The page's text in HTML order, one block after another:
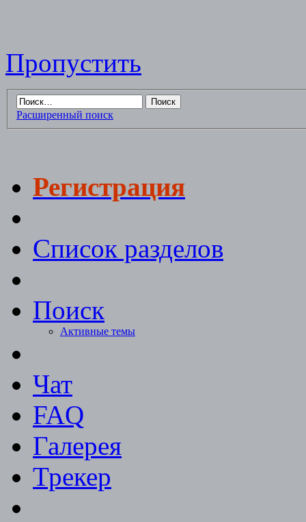
Пропустить
Расширенный поиск
Регистрация
Список разделов
Поиск
Активные темы
Чат
FAQ
Галерея
Трекер